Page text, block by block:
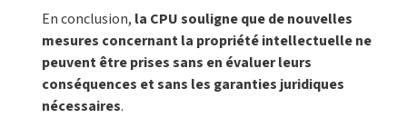
En conclusion, la CPU souligne que de nouvelles
mesures concernant la propriété intellectuelle ne
peuvent être prises sans en évaluer leurs
conséquences et sans les garanties juridiques
nécessaires.